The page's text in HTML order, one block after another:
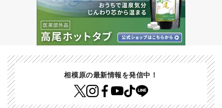
相模原の最新情報を発信中！